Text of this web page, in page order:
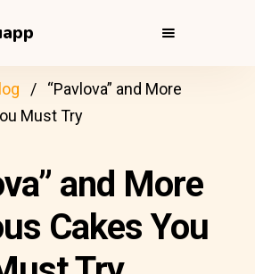
“Pavlova” and More
Must Try
and More
Cakes You